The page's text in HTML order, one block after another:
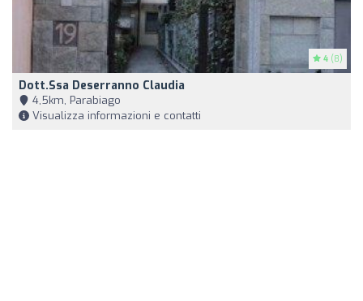
4 (8)
Dott.ssa Deserranno Claudia
4,5km, Parabiago
Visualizza informazioni e contatti